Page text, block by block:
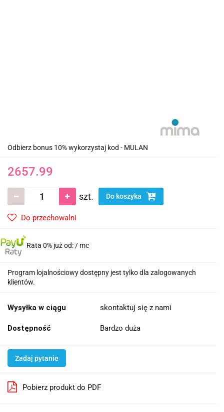
Odbierz bonus 10% wykorzystaj kod - MULAN
2657.99
szt. Do koszyka
Do przechowalni
Rata 0% już od:/ mc
Program lojalnościowy dostępny jest tylko dla zalogowanych
klientów.
Wysyłka w ciągu skontaktuj się z nami
Dostępność Bardzo duża
Zadaj pytanie
Pobierz produkt do PDF